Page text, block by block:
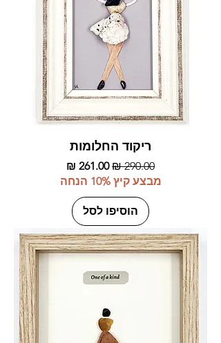
ריקוד החלומות
מחיר רגילמחיר מבצע
מבצע קיץ 10% הנחה
הוסיפו לסל